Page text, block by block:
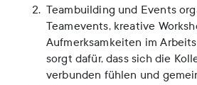
Teambuilding und Events
Teamevents, kreative
Aufmerksamkeiten im
sorgt dafür, dass sich die
verbunden fühlen und